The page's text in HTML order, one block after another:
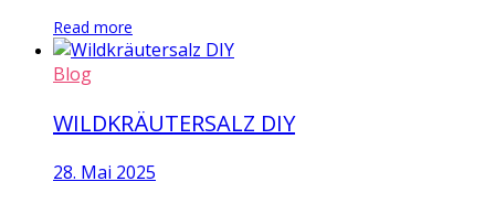
Read more
Blog
WILDKRÄUTERSALZ DIY
28. Mai 2025